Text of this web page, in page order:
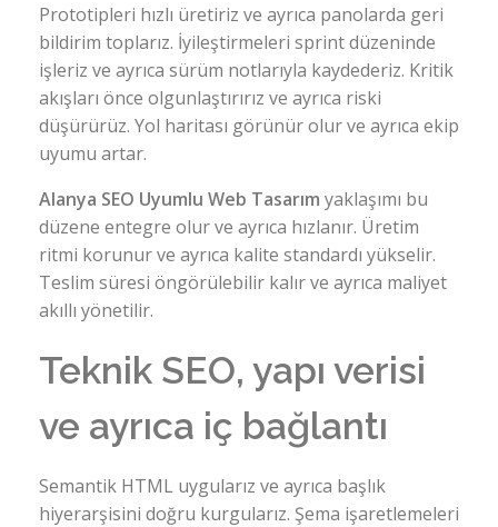
Prototipleri hızlı üretiriz ve ayrıca panolarda geri
bildirim toplarız. İyileştirmeleri sprint düzeninde
işleriz ve ayrıca sürüm notlarıyla kaydederiz. Kritik
akışları önce olgunlaştırırız ve ayrıca riski
düşürürüz. Yol haritası görünür olur ve ayrıca ekip
uyumu artar.
Alanya SEO Uyumlu Web Tasarım yaklaşımı bu
düzene entegre olur ve ayrıca hızlanır. Üretim
ritmi korunur ve ayrıca kalite standardı yükselir.
Teslim süresi öngörülebilir kalır ve ayrıca maliyet
akıllı yönetilir.
Teknik SEO, yapı verisi
ve ayrıca iç bağlantı
Semantik HTML uygularız ve ayrıca başlık
hiyerarşisini doğru kurgularız. Şema işaretlemeleri